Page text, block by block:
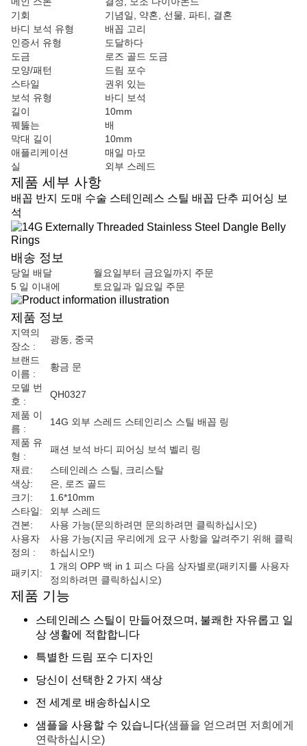
기회
기념일, 약혼, 선물, 파티, 결혼
바디 보석 유형
배꼽 고리
인증서 유형
도달하다
도금
로즈 골드 도금
모양/패턴
드림 포수
스타일
권위 있는
보석 유형
바디 보석
길이
10mm
꿰뚫는
배
막대 길이
10mm
애플리케이션
매일 마모
실
외부 스레드
제품 세부 사항
배꼽 반지 도매 수술 스테인레스 스틸 배꼽 단추 피어싱 보
석
배송 정보
당일 배달
월요일부터 금요일까지 주문
5 일 이내에
토요일과 일요일 주문
제품 정보
지역의
장소 :
광동, 중국
브랜드
이름 :
황금 문
모델 번
호 :
QH0327
제품 이
름 :
14G 외부 스레드 스테인리스 스틸 배꼽 링
제품 유
형 :
패션 보석 바디 피어싱 보석 벨리 링
재료:
스테인레스 스틸, 크리스탈
색상:
은, 로즈 골드
크기:
1.6*10mm
스타일:
외부 스레드
견본:
사용 가능(문의하려면 문의하려면 클릭하십시오)
사용자
정의 :
사용 가능(지금 우리에게 요구 사항을 알려주기 위해 클릭
하십시오!)
패키지:
1 개의 OPP 백 in 1 피스 다음 상자별로(패키지를 사용자
정의하려면 클릭하십시오)
제품 기능
스테인레스 스틸이 만들어졌으며, 불쾌한 자유롭고 일
상 생활에 적합합니다
특별한 드림 포수 디자인
당신이 선택한 2 가지 색상
전 세계로 배송하십시오
샘플을 사용할 수 있습니다(샘플을 얻으려면 저희에게
연락하십시오)